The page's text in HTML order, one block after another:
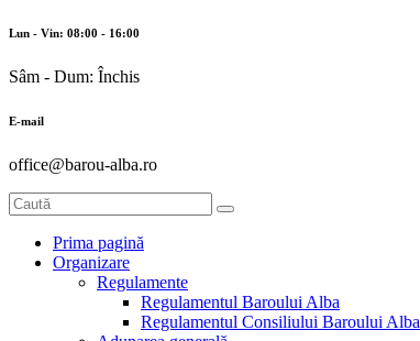
Lun - Vin: 08:00 - 16:00
Sâm - Dum: Închis
E-mail
office@barou-alba.ro
Prima pagină
Organizare
Regulamente
Regulamentul Baroului Alba
Regulamentul Consiliului Baroului Alba